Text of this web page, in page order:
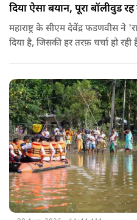
दिया ऐसा बयान, पूरा बॉलीवुड
महाराष्ट्र के सीएम देवेंद्र फडणवीस
दिया है, जिसकी हर तरफ़ चर्चा हो